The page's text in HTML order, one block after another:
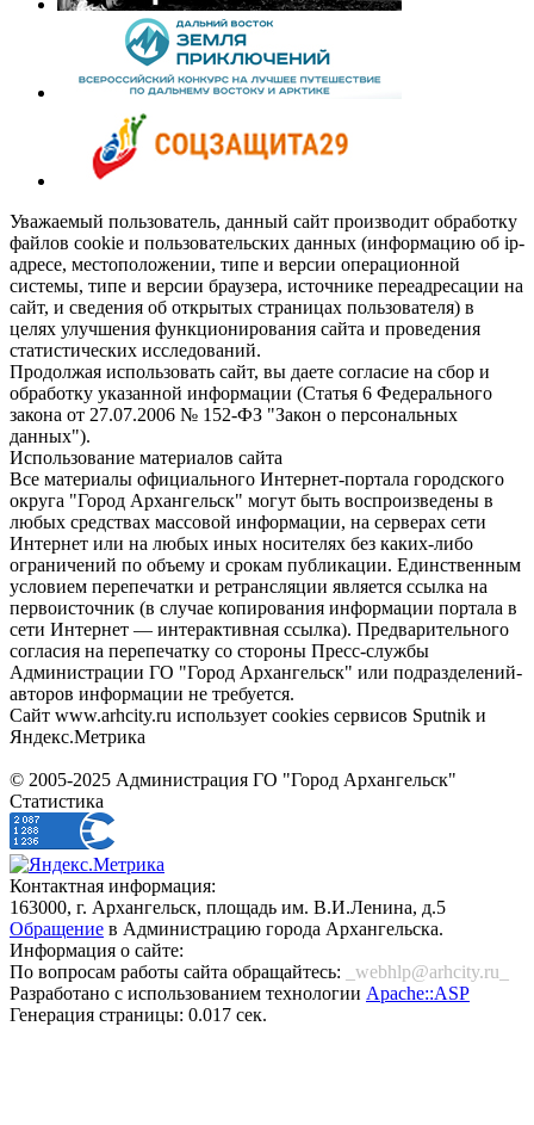
Уважаемый пользователь, данный сайт производит обработку
файлов cookie и пользовательских данных (информацию об ip-
адресе, местоположении, типе и версии операционной
системы, типе и версии браузера, источнике переадресации на
сайт, и сведения об открытых страницах пользователя) в
целях улучшения функционирования сайта и проведения
статистических исследований.
Продолжая использовать сайт, вы даете согласие на сбор и
обработку указанной информации (Статья 6 Федерального
закона от 27.07.2006 № 152-ФЗ "Закон о персональных
данных").
Использование материалов сайта
Все материалы официального Интернет-портала городского
округа "Город Архангельск" могут быть воспроизведены в
любых средствах массовой информации, на серверах сети
Интернет или на любых иных носителях без каких-либо
ограничений по объему и срокам публикации. Единственным
условием перепечатки и ретрансляции является ссылка на
первоисточник (в случае копирования информации портала в
сети Интернет — интерактивная ссылка). Предварительного
согласия на перепечатку со стороны Пресс-службы
Администрации ГО "Город Архангельск" или подразделений-
авторов информации не требуется.
Сайт www.arhcity.ru использует cookies сервисов Sputnik и
Яндекс.Метрика
© 2005-2025 Администрация ГО "Город Архангельск"
Статистика
Контактная информация:
163000, г. Архангельск, площадь им. В.И.Ленина, д.5
Обращение в Администрацию города Архангельска.
Информация о сайте:
По вопросам работы сайта обращайтесь:
_webhlp@arhcity.ru_
Разработано с использованием технологии Apache::ASP
Генерация страницы: 0.017 сек.